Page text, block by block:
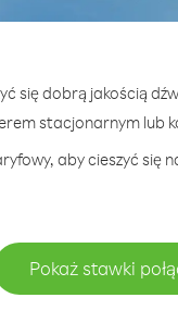
się dobrą jakością
stacjonarnym lub
aby cieszyć się
Pokaż stawki